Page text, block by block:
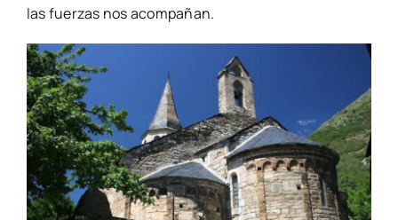
las fuerzas nos acompañan.